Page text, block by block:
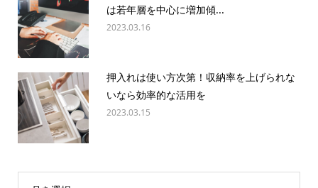
は若年層を中心に増加傾...
2023.03.16
押入れは使い方次第！収納率を上げられな
いなら効率的な活用を
2023.03.15